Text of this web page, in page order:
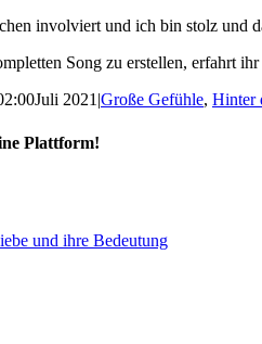
invol­viert und ich bin stolz und
Song zu erstel­len, erfahrt
Juli 2021|Große Gefühle, Hinter
Plattform!